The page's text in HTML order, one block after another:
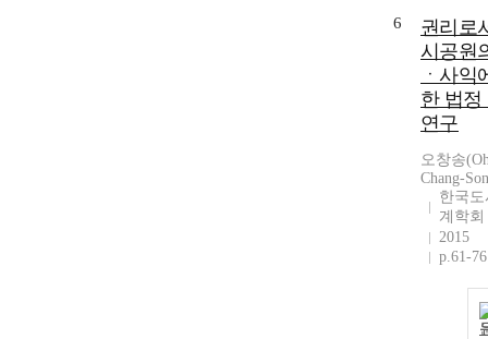
6
권리로
시공원
ㆍ사익
한 법정
연구
오창송
Chang-
한국
계학회
2015
p.61-76